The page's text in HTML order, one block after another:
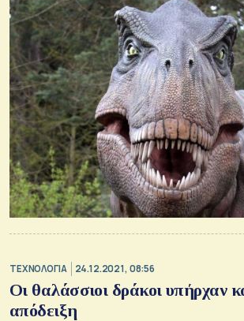
ΤΕΧΝΟΛΟΓΙΑ 24.12.2021, 08:56
Οι θαλάσσιοι δράκοι υπήρχαν
απόδειξη